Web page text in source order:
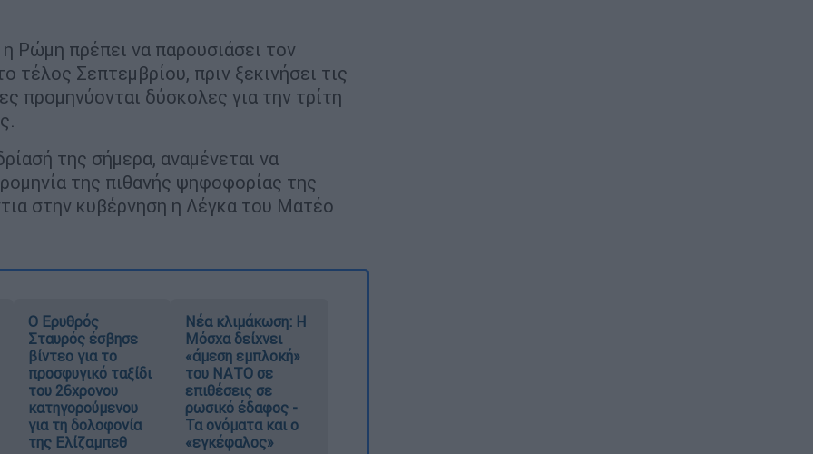
Ρώμη πρέπει να παρουσιάσει τον
τέλος Σεπτεμβρίου, πριν ξεκινήσει τις
προμηνύονται δύσκολες για την τρίτη
της σήμερα, αναμένεται να
της πιθανής ψηφοφορίας της
στην κυβέρνηση η Λέγκα του Ματέο
Ο Ερυθρός
Σταυρός έσβησε
βίντεο για το
προσφυγικό ταξίδι
του 26χρονου
κατηγορούμενου
για τη δολοφονία
της Ελίζαμπεθ
Νέα κλιμάκωση: Η
Μόσχα δείχνει
«άμεση εμπλοκή»
του ΝΑΤΟ σε
επιθέσεις σε
ρωσικό έδαφος -
Τα ονόματα και ο
«εγκέφαλος»